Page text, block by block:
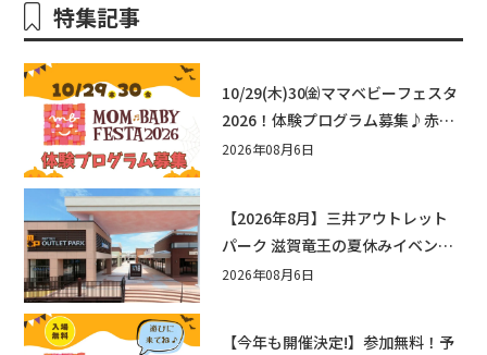
特集記事
10/29(木)30㈮ママベビーフェスタ
2026！体験プログラム募集♪赤ち
ゃん向けイベントに出演しません
2026年08月6日
【2026年8月】三井アウトレット
パーク 滋賀竜王の夏休みイベント
まとめ！びしょぬれ水あそび・激
2026年08月6日
【今年も開催決定!】参加無料！予